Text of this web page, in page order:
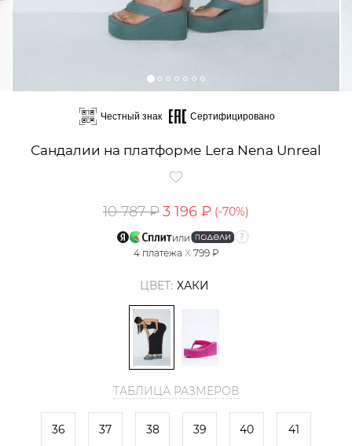
Честный знак Сертифицировано
Сандалии на платформе Lera Nena Unreal
10 787 ₽3 196 ₽ (-70%)
или
4 платежа X 799 ₽
ЦВЕТ: ХАКИ
ТАБЛИЦА РАЗМЕРОВ
36 37 38 39 40 41